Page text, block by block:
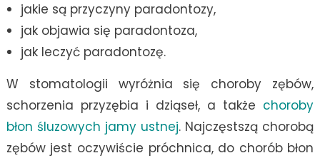
jakie są przyczyny paradontozy,
jak objawia się paradontoza,
jak leczyć paradontozę.
W stomatologii wyróżnia się choroby zębów,
schorzenia przyzębia i dziąseł, a także choroby
błon śluzowych jamy ustnej. Najczęstszą chorobą
zębów jest oczywiście próchnica, do chorób błon